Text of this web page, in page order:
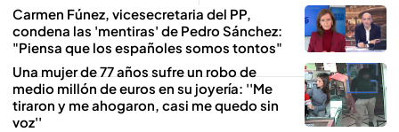
Carmen Fúnez, vicesecretaria del PP,
condena las 'mentiras' de Pedro Sánchez:
"Piensa que los españoles somos tontos"
Una mujer de 77 años sufre un robo de
medio millón de euros en su joyería: ''Me
tiraron y me ahogaron, casi me quedo sin
voz''